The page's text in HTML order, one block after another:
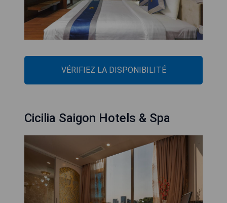
VÉRIFIEZ LA DISPONIBILITÉ
Cicilia Saigon Hotels & Spa